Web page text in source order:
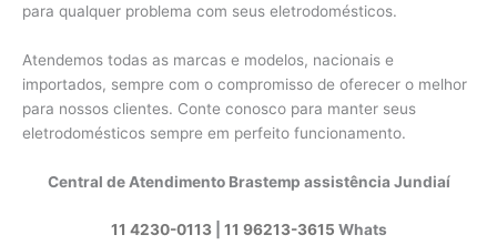
para qualquer problema com seus eletrodomésticos.
Atendemos todas as marcas e modelos, nacionais e
importados, sempre com o compromisso de oferecer o melhor
para nossos clientes. Conte conosco para manter seus
eletrodomésticos sempre em perfeito funcionamento.
Central de Atendimento Brastemp assistência Jundiaí
11 4230-0113| 11 96213-3615 Whats